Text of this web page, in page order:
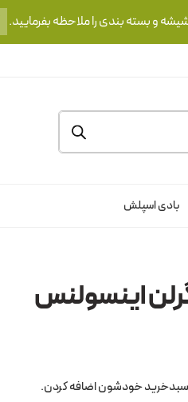
و بسته بندی را ملاحظه بفرمایید.
بادی اسپلش
اینسولنس